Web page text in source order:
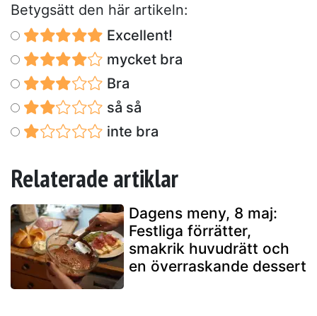
Betygsätt den här artikeln:
Excellent!
mycket bra
Bra
så så
inte bra
Relaterade artiklar
Dagens meny, 8 maj:
Festliga förrätter,
smakrik huvudrätt och
en överraskande dessert